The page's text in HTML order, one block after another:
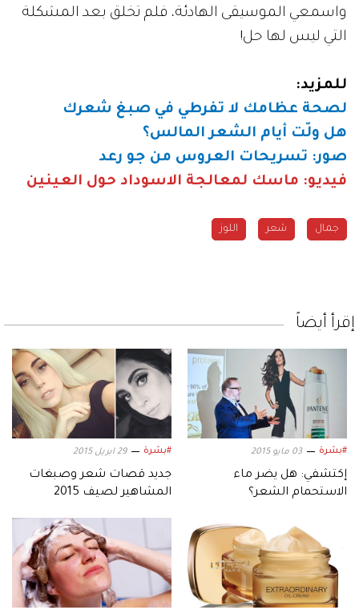
واسمعي الموسيقى الهادئة، فلم تخلق بعد المشكلة
التي ليس لها حل!
للمزيد:
لصحة عظامك لا تفرطي في صبغ شعرك
هل ولّت أيام الشعر المالس؟
صور: تسريحات العروس من جو رعد
فيديو: ماسك لمعالجة الاسوداد حول العينين
جمال شعر اللوز
إقرأ أيضاً
#بشرة 03 مايو 2015
إكتشفي: هل يضر ماء
الاستحمام الشعر؟
#بشرة 29 ابريل 2015
جديد قصات شعر وصبغات
المشاهير لصيف 2015